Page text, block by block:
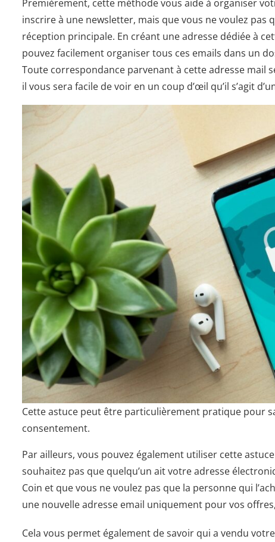
Premièrement, cette méthode vous aide à organiser
inscrire à une newsletter, mais que vous ne voulez
réception principale. En créant une adresse dédiée à
pouvez facilement organiser tous ces emails dans un
Toute correspondance parvenant à cette adresse mail
il vous sera facile de voir en un coup d’œil qu’il s’agit
Cette astuce peut être particulièrement pratique pour
consentement.
Par ailleurs, vous pouvez également utiliser cette
souhaitez pas que quelqu’un ait votre adresse
Coin et que vous ne voulez pas que la personne qui
une nouvelle adresse email uniquement pour vos
Cela vous permet également de savoir qui a vendu